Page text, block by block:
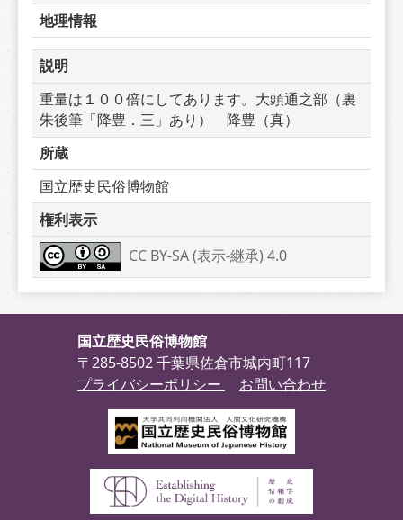
地理情報
説明
重量は１００倍にしてあります。大頭通之部（裏
朱後筆「降豊．三」あり）　降豊（真）
所蔵
国立歴史民俗博物館
権利表示
CC BY-SA (表示-継承) 4.0
国立歴史民俗博物館
〒285-8502 千葉県佐倉市城内町117
プライバシーポリシー
お問い合わせ